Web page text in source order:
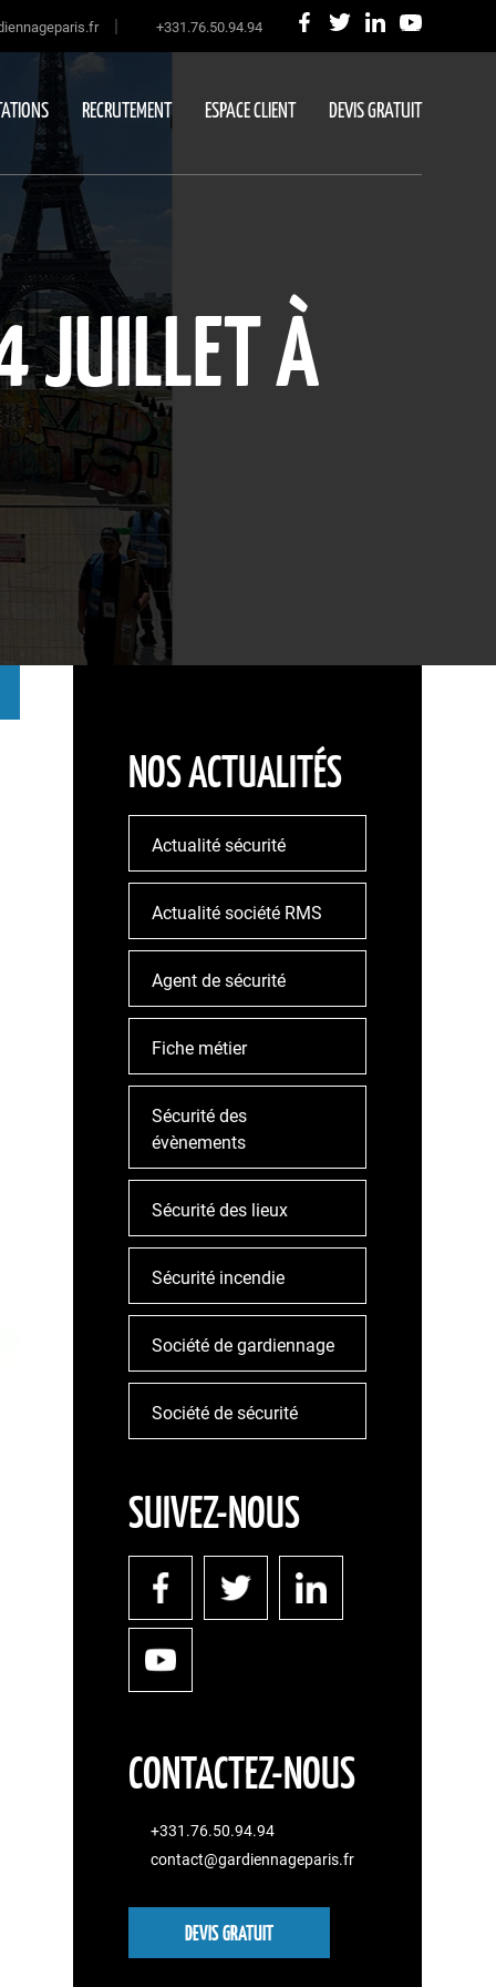
| +331.76.50.94.94
RECRUTEMENT ESPACE CLIENT DEVIS GRATUIT
JUILLET À
NOS ACTUALITÉS
Actualité sécurité
Actualité société RMS
Agent de sécurité
Fiche métier
Sécurité des
évènements
Sécurité des lieux
Sécurité incendie
Société de gardiennage
Société de sécurité
SUIVEZ-NOUS
CONTACTEZ-NOUS
+331.76.50.94.94
contact@gardiennageparis.fr
DEVIS GRATUIT